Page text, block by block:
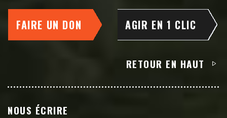
FAIRE UN DON AGIR EN 1 CLIC
RETOUR EN HAUT
NOUS ÉCRIRE